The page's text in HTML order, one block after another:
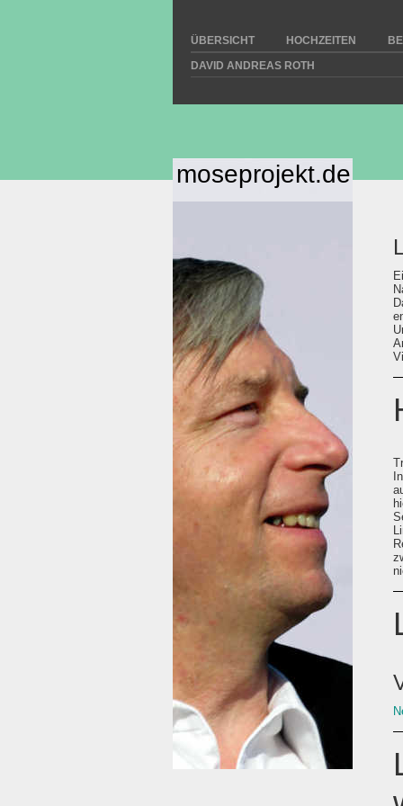
ÜBERSICHT HOCHZEITEN
DAVID ANDREAS ROTH
moseprojekt.de